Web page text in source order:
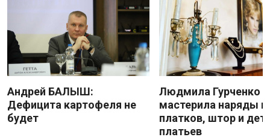
Андрей БАЛЫШ:
Дефицита картофеля не
будет
Людмила Гурченко
мастерила наряды
платков, штор и
платьев